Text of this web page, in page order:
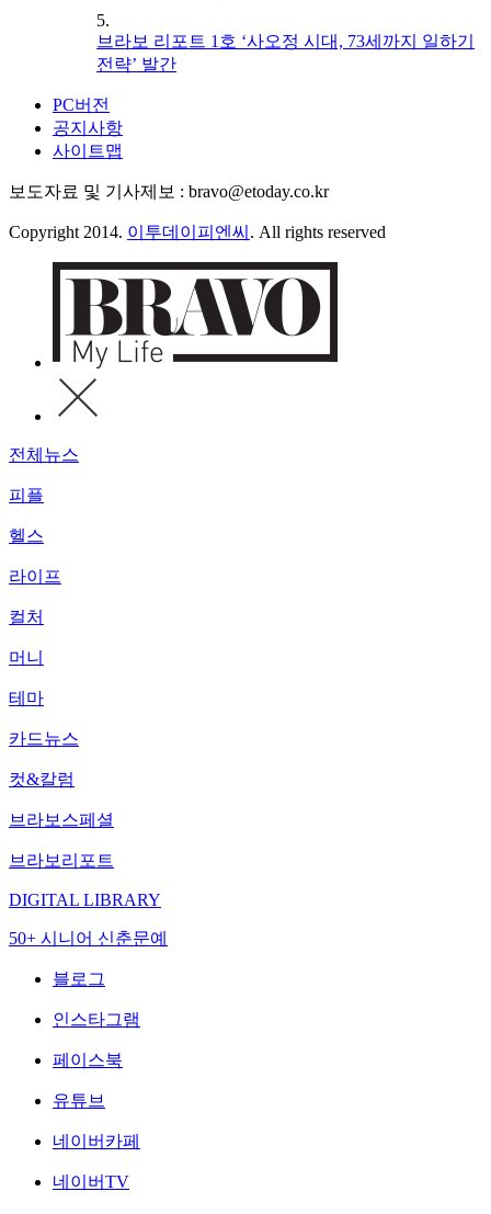
5.
브라보 리포트 1호 ‘사오정 시대, 73세까지 일하기
전략’ 발간
PC버전
공지사항
사이트맵
보도자료 및 기사제보 : bravo@etoday.co.kr
Copyright 2014. 이투데이피엔씨 . All rights reserved
전체뉴스
피플
헬스
라이프
컬처
머니
테마
카드뉴스
컷&칼럼
브라보스페셜
브라보리포트
DIGITAL LIBRARY
50+ 시니어 신춘문예
블로그
인스타그램
페이스북
유튜브
네이버카페
네이버TV